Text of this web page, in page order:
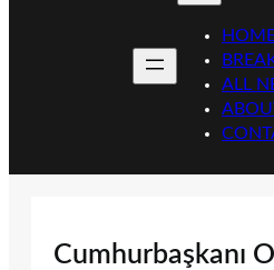
ALL
Cumhurbaşkanı